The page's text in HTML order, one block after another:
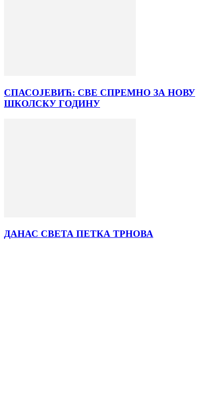
СПАСОЈЕВИЋ: СВЕ СПРЕМНО ЗА НОВУ
ШКОЛСКУ ГОДИНУ
ДАНАС СВЕТА ПЕТКА ТРНОВА